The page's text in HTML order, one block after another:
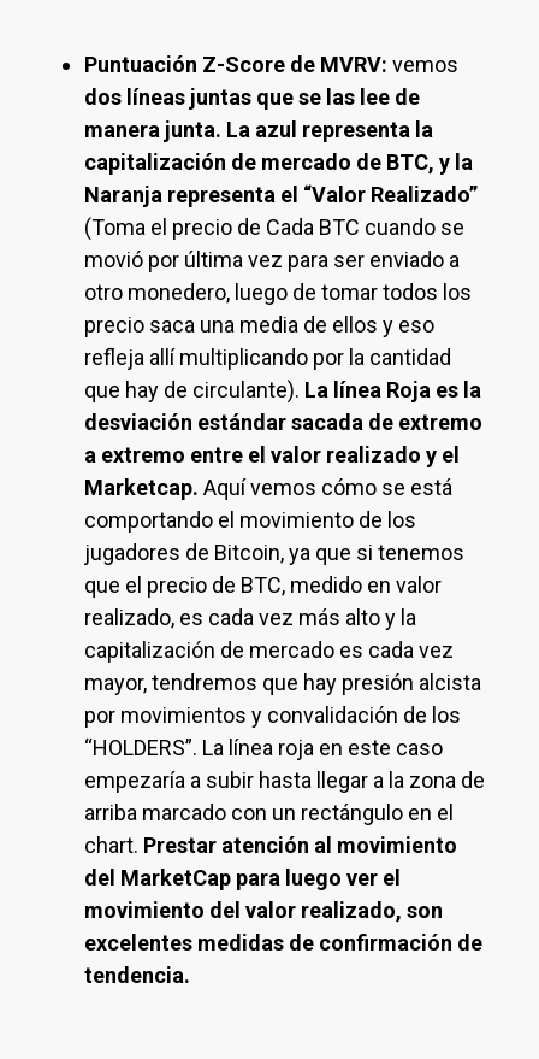
Puntuación Z-Score de MVRV: vemos
dos líneas juntas que se las lee de
manera junta. La azul representa la
capitalización de mercado de BTC, y la
Naranja representa el “Valor Realizado”
(Toma el precio de Cada BTC cuando se
movió por última vez para ser enviado a
otro monedero, luego de tomar todos los
precio saca una media de ellos y eso
refleja allí multiplicando por la cantidad
que hay de circulante). La línea Roja es la
desviación estándar sacada de extremo
a extremo entre el valor realizado y el
Marketcap. Aquí vemos cómo se está
comportando el movimiento de los
jugadores de Bitcoin, ya que si tenemos
que el precio de BTC, medido en valor
realizado, es cada vez más alto y la
capitalización de mercado es cada vez
mayor, tendremos que hay presión alcista
por movimientos y convalidación de los
“HOLDERS”. La línea roja en este caso
empezaría a subir hasta llegar a la zona de
arriba marcado con un rectángulo en el
chart. Prestar atención al movimiento
del MarketCap para luego ver el
movimiento del valor realizado, son
excelentes medidas de confirmación de
tendencia.